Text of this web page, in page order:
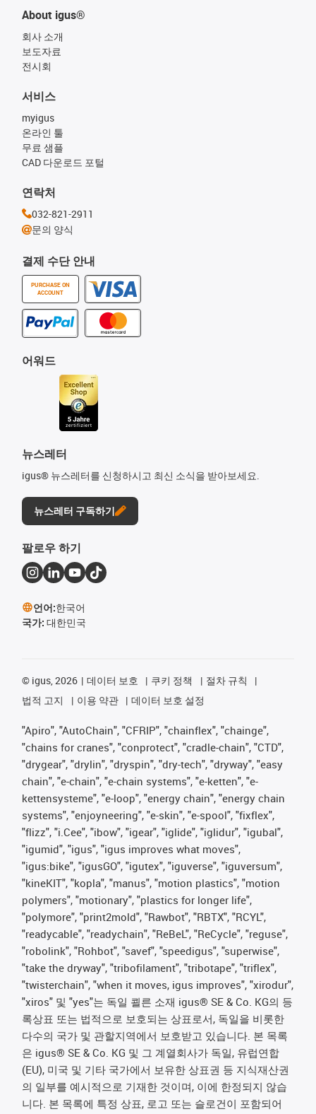
About igus®
회사 소개
보도자료
전시회
결제 수단 안내
PURCHASE ON
ACCOUNT
서비스
myigus
온라인 툴
무료 샘플
CAD 다운로드 포털
어워드
뉴스레터
igus® 뉴스레터를 신청하시고 최신 소식을 받아보세요.
뉴스레터 구독하기
연락처
032-821-2911
문의 양식
팔로우 하기
언어:한국어
국가: 대한민국
© igus, 2026 데이터 보호 쿠키 정책
절차 규칙
법적 고지
이용 약관 데이터 보호 설정
"Apiro", "AutoChain", "CFRIP", "chainflex", "chainge",
"chains for cranes", "conprotect", "cradle-chain", "CTD",
"drygear", "drylin", "dryspin", "dry-tech", "dryway", "easy
chain", "e-chain", "e-chain systems", "e-ketten", "e-
kettensysteme", "e-loop", "energy chain", "energy chain
systems", "enjoyneering", "e-skin", "e-spool", "fixflex",
"flizz", "i.Cee", "ibow", "igear", "iglide", "iglidur", "igubal",
"igumid", "igus", "igus improves what moves",
"igus:bike", "igusGO", "igutex", "iguverse", "iguversum",
"kineKIT", "kopla", "manus", "motion plastics", "motion
polymers", "motionary", "plastics for longer life",
"polymore", "print2mold", "Rawbot", "RBTX", "RCYL",
"readycable", "readychain", "ReBeL", "ReCycle", "reguse",
"robolink", "Rohbot", "savef", "speedigus", "superwise",
"take the dryway", "tribofilament", "tribotape", "triflex",
"twisterchain", "when it moves, igus improves", "xirodur",
"xiros" 및 "yes"는 독일 쾰른 소재 igus® SE & Co. KG의 등
록상표 또는 법적으로 보호되는 상표로서, 독일을 비롯한
다수의 국가 및 관할지역에서 보호받고 있습니다. 본 목록
은 igus® SE & Co. KG 및 그 계열회사가 독일, 유럽연합
(EU), 미국 및 기타 국가에서 보유한 상표권 등 지식재산권
의 일부를 예시적으로 기재한 것이며, 이에 한정되지 않습
니다. 본 목록에 특정 상표, 로고 또는 슬로건이 포함되어